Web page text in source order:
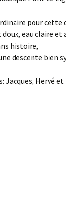
pour cette
eau claire et
histoire,
descente bien
Jacques, Hervé